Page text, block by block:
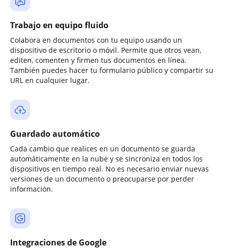
Trabajo en equipo fluido
Colabora en documentos con tu equipo usando un
dispositivo de escritorio o móvil. Permite que otros vean,
editen, comenten y firmen tus documentos en línea.
También puedes hacer tu formulario público y compartir su
URL en cualquier lugar.
Guardado automático
Cada cambio que realices en un documento se guarda
automáticamente en la nube y se sincroniza en todos los
dispositivos en tiempo real. No es necesario enviar nuevas
versiones de un documento o preocuparse por perder
información.
Integraciones de Google